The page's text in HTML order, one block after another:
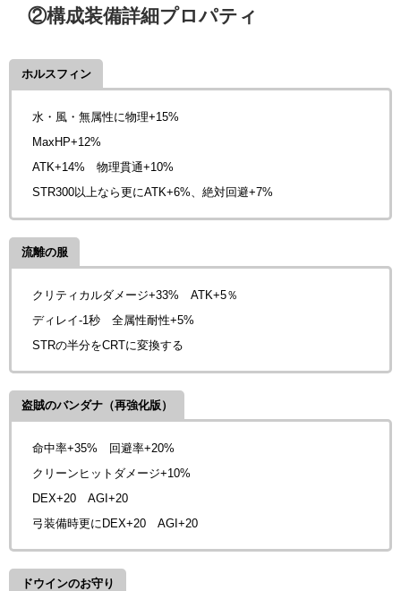
②構成装備詳細プロパティ
ホルスフィン
水・風・無属性に物理+15%
MaxHP+12%
ATK+14% 物理貫通+10%
STR300以上なら更にATK+6%、絶対回避+7%
流離の服
クリティカルダメージ+33% ATK+5％
ディレイ-1秒 全属性耐性+5%
STRの半分をCRTに変換する
盗賊のバンダナ（再強化版）
命中率+35% 回避率+20%
クリーンヒットダメージ+10%
DEX+20 AGI+20
弓装備時更にDEX+20 AGI+20
ドウインのお守り